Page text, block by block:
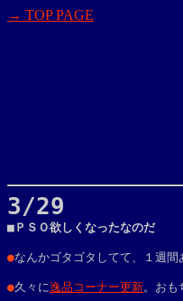
→ TOP PAGE
3/29
■ＰＳＯ欲しくなったなのだ
●なんかゴタゴタしてて、１週間
●久々に逸品コーナー更新。おも